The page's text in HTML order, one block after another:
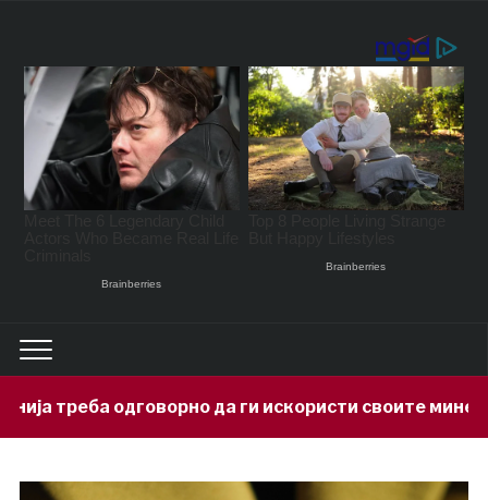
да ги искористи своите минерални богатства